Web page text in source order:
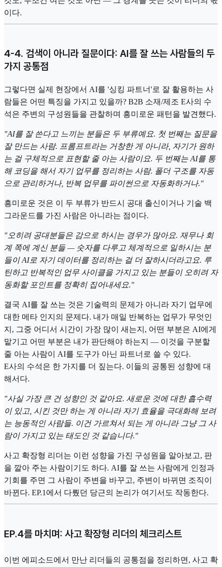
이다.
4-4. 검색이 아니라 질문이다: AI를 잘 쓰는 사람들의 두
가지 공통점
그렇다면 실제 현장에서 AI를 '싱킹 파트너'로 잘 활용하는 사
람들은 어떤 특징을 가지고 있을까? B2B 소재/제조 E사의 수
석은 주변의 구성원들을 관찰하며 흥미로운 패턴을 발견했다.
"AI를 잘 쓴다고 느끼는 분들은 두 부류예요. 첫 번째는 질문을
잘 만드는 사람. 프롬프트라는 거창한 게 아니라, 자기가 원하
는 걸 구체적으로 표현할 줄 아는 사람이요. 두 번째는 AI를 통
해 코딩을 해서 자기 업무를 정리하는 사람. 폴더 구조를 자동
으로 관리하거나, 반복 업무를 파이썬으로 자동화하거나."
흥미로운 것은 이 두 부류가 반드시 공대 출신이거나 기술 백
그라운드를 가진 사람은 아니라는 점이다.
"오히려 공대분들은 감으로 하시는 경우가 많아요. 재무나 회
계 쪽에 계신 분들 — 숫자를 다루고 체계적으로 일하시는 분
들이 AI로 자기 데이터를 정리하는 걸 더 잘하시더라고요. 루
틴하고 반복적인 업무 사이클을 가지고 있는 분들이 오히려 자
동화할 포인트를 정확히 집어내세요."
결국 AI를 잘 쓰는 것은 기술력의 문제가 아니라 자기 업무에
대한 메타 인지의 문제다. 내가 매일 반복하는 업무가 무엇인
지, 그중 어디서 시간이 가장 많이 새는지, 어떤 부분은 AI에게
맡기고 어떤 부분은 내가 판단해야 하는지 — 이것을 구분할
줄 아는 사람이 AI를 도구가 아닌 파트너로 쓸 수 있다.
E사의 수석은 한 가지를 더 짚는다. 이들의 공통된 성향에 대
해서다.
"사실 가장 큰 건 성향인 것 같아요. 새로운 것에 대한 흡수력
이 있고, 시킨 것만 하는 게 아니라 자기 효율을 극대화해 보려
는 능동적인 사람들. 이건 가르쳐서 되는 게 아니라 그냥 그 사
람이 가지고 있는 태도인 것 같습니다."
사고 확장형 리더는 이런 성향을 가진 구성원을 알아보고, 판
을 깔아 주는 사람이기도 하다. AI를 잘 쓰는 사람에게 인정과
기회를 주면 그 사람이 주변을 바꾸고, 주변이 바뀌면 조직이
바뀐다. EP.1에서 다뤘던 당근의 논리가 여기서도 작동한다.
EP.4를 마치며: 사고 확장형 리더의 체크리스트
이번 에피소드에서 만난 리더들의 공통점을 정리하면, 사고 확